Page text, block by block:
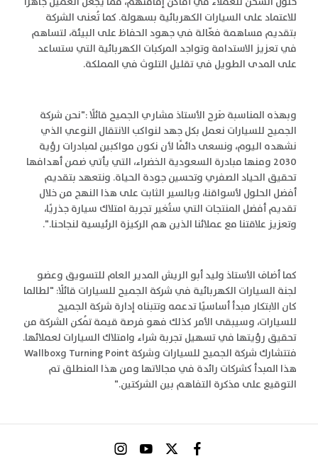
للاعتماد على السيارات الكهربائية بسهولة. كما تُعنى الشركة
بتقديم مساهمة فعّالة في جهود الحفاظ على البيئة، لتساهم
في تعزيز الاستدامة وتواجد المركبات الكهربائية التي ستساعد
على المدى الطويل في تقليل التلوث في المملكة.
وبهذه المناسبة صَرح الأستاذ مشاري الجميح قائلًا :"نحن شركة
الجميح للسيارات نعمل بكل جهد لنواكب الانتقال النوعي الذي
نشهده اليوم، ونسعى دائمًا لأن نكون مواكبين لمبادرات رؤية
2030 ومنها مبادرة السعودية الخضراء، التي يأتي ضمن أهدافها
تحقيق الحياد الصفري وتحسين جودة الحياة. ونتعهد بتقديم
أفضل الحلول لأسواقنا، وبالسير الثابت على هذا النهج من خلال
تقديم أفضل المنتجات التي ستُغير تجربة امتلاك سيارة جذريًا،
وتعزيز علاقتنا مع عملائنا الذين هم الركيزة الرئيسية لنجاحنا.".
كما أضاف الأستاذ وليد أبو الريش المدير العام للتسويق وعضو
لجنة السيارات الكهربائية في شركة الجميح للسيارات قائلًا: "لطالما
كان الابتكار مبدأ أساسيًا تدعمه وتتبناه إدارة شركة الجميح
للسيارات، وسيبقى الأمر كذلك فهو فرصة قيمة تُمكن الشركة من
تحقيق رؤيتها في تسهيل تجربة شراء وامتلاك السيارات لعملائها.
فتتشارك شركة الجميح للسيارات وشركة Turning Point وWallbox
هذا المبدأ كشركات رائدة في مجالاتها ومن هذا المنطلق تم
التوقيع على مذكرة التفاهم بين الشركتين."